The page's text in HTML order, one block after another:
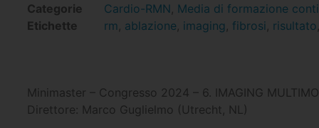
Categorie
Cardio-RMN, Media di formazione
Etichette
rm, ablazione, imaging , fibrosi, risultato,
Minimaster – Congresso 2024 – 6. IMAGING
Direttore: Marco Guglielmo (Utrecht, NL)